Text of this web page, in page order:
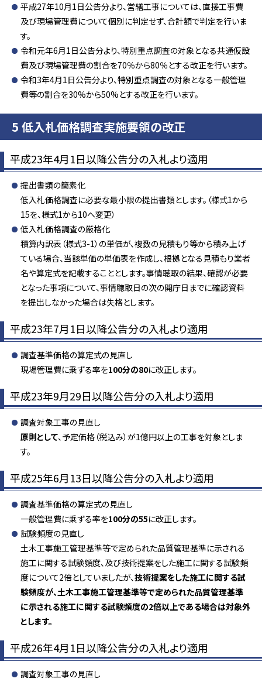
平成27年10月1日公告分より、営繕工事については、直接工事費
及び現場管理費について個別に判定せず、合計額で判定を行いま
す。
令和元年6月1日公告分より、特別重点調査の対象となる共通仮設
費及び現場管理費の割合を70％から80％とする改正を行います。
令和3年4月1日公告分より、特別重点調査の対象となる一般管理
費等の割合を30%から50%とする改正を行います。
5 低入札価格調査実施要領の改正
平成23年4月1日以降公告分の入札より適用
提出書類の簡素化
低入札価格調査に必要な最小限の提出書類とします。（様式1から
15を、様式1から10へ変更）
低入札価格調査の厳格化
積算内訳表（様式3-1）の単価が、複数の見積もり等から積み上げ
ている場合、当該単価の単価表を作成し、根拠となる見積もり業者
名や算定式を記載することとします。事情聴取の結果、確認が必要
となった事項について、事情聴取日の次の開庁日までに確認資料
を提出しなかった場合は失格とします。
平成23年7月1日以降公告分の入札より適用
調査基準価格の算定式の見直し
現場管理費に乗ずる率を100分の80に改正します。
平成23年9月29日以降公告分の入札より適用
調査対象工事の見直し
原則として、予定価格（税込み）が1億円以上の工事を対象としま
す。
平成25年6月13日以降公告分の入札より適用
調査基準価格の算定式の見直し
一般管理費に乗ずる率を100分の55に改正します。
試験頻度の見直し
土木工事施工管理基準等で定められた品質管理基準に示される
施工に関する試験頻度、及び技術提案をした施工に関する試験頻
度について2倍としていましたが、技術提案をした施工に関する試
験頻度が、土木工事施工管理基準等で定められた品質管理基準
に示される施工に関する試験頻度の2倍以上である場合は対象外
とします。
平成26年4月1日以降公告分の入札より適用
調査対象工事の見直し